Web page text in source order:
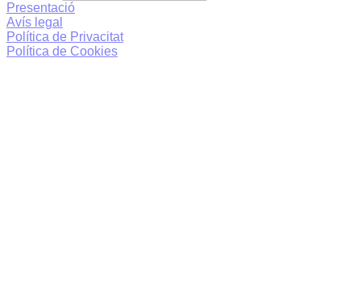
Presentació
Avís legal
Política de Privacitat
Política de Cookies